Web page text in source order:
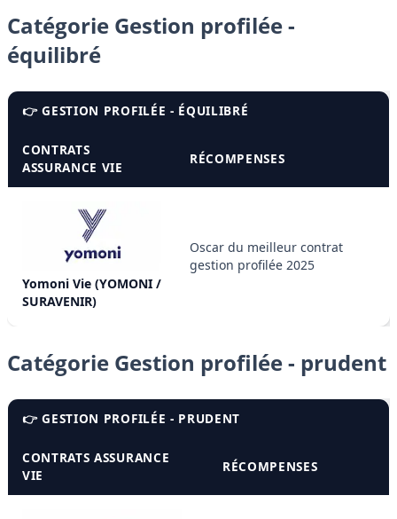
Catégorie Gestion profilée -
équilibré
👉 GESTION PROFILÉE - ÉQUILIBRÉ
CONTRATS
ASSURANCE VIE
RÉCOMPENSES
Yomoni Vie (YOMONI /
SURAVENIR)
Oscar du meilleur contrat
gestion profilée 2025
Catégorie Gestion profilée - prudent
👉 GESTION PROFILÉE - PRUDENT
CONTRATS ASSURANCE
VIE
RÉCOMPENSES